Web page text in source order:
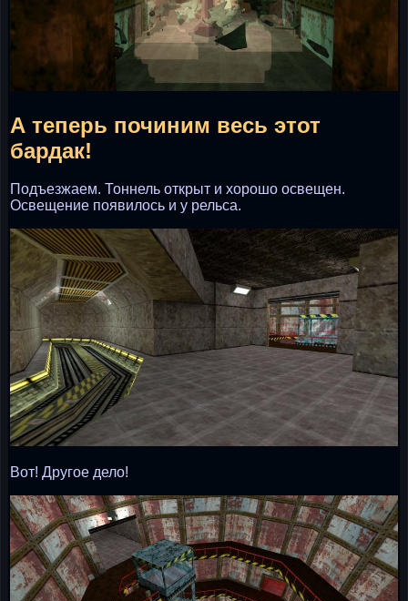
А теперь починим весь этот
бардак!
Подъезжаем. Тоннель открыт и хорошо освещен.
Освещение появилось и у рельса.
Вот! Другое дело!